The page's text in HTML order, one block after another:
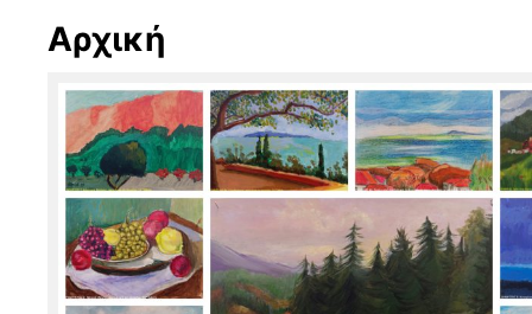
Αρχική